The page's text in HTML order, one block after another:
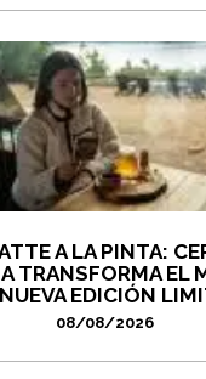
A LA PINTA:
TRANSFORMA EL
EDICIÓN
08/08/2026